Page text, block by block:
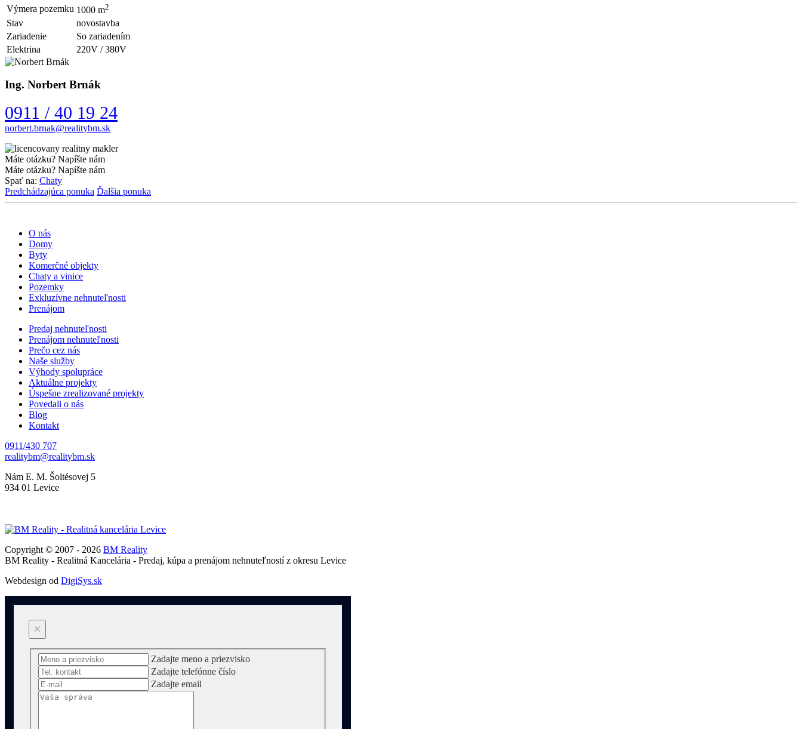
Výmera pozemku 1000 m2
Stav
novostavba
Zariadenie
So zariadením
Elektrina
220V / 380V
Ing. Norbert Brnák
0911 / 40 19 24
Máte otázku? Napíšte nám
Máte otázku? Napíšte nám
Spať na: Chaty
Predchádzajúca ponuka Ďalšia ponuka
O nás
Domy
Byty
Komerčné objekty
Chaty a vinice
Pozemky
Exkluzívne nehnuteľnosti
Prenájom
Predaj nehnuteľnosti
Prenájom nehnuteľnosti
Prečo cez nás
Naše služby
Výhody spolupráce
Aktuálne projekty
Úspešne zrealizované projekty
Povedali o nás
Blog
Kontakt
0911/430 707
Nám E. M. Šoltésovej 5
934 01 Levice
Copyright © 2007 - 2026 BM Reality
BM Reality - Realitná Kancelária - Predaj, kúpa a prenájom nehnuteľností z okresu Levice
Webdesign od DigiSys.sk
×
Zadajte meno a priezvisko
Zadajte telefónne číslo
Zadajte email